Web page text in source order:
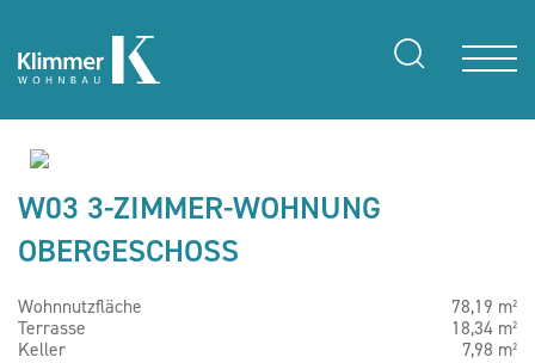
W03 3-ZIMMER-WOHNUNG
OBERGESCHOSS
Wohnnutzfläche
78,19 m²
Terrasse
18,34 m²
Keller
7,98 m²